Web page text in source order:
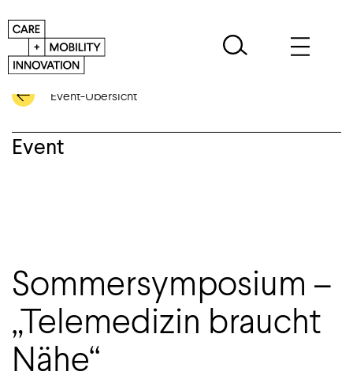
Event-Übersicht
Event
Sommersymposium –
„Telemedizin braucht
Nähe“